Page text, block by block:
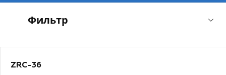
Фильтр
ZRC-36